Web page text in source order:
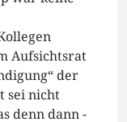
Aufsichtsrat
der
sei nicht
denn dann -